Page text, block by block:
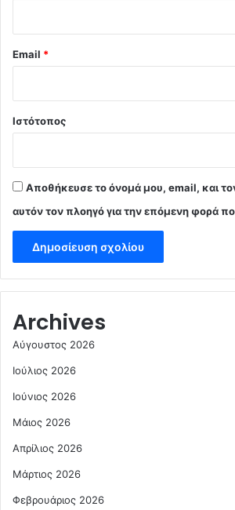
Email *
Ιστότοπος
Αποθήκευσε το όνομά μου, email, και
αυτόν τον πλοηγό για την επόμενη φορά
Archives
Αύγουστος 2026
Ιούλιος 2026
Ιούνιος 2026
Μάιος 2026
Απρίλιος 2026
Μάρτιος 2026
Φεβρουάριος 2026